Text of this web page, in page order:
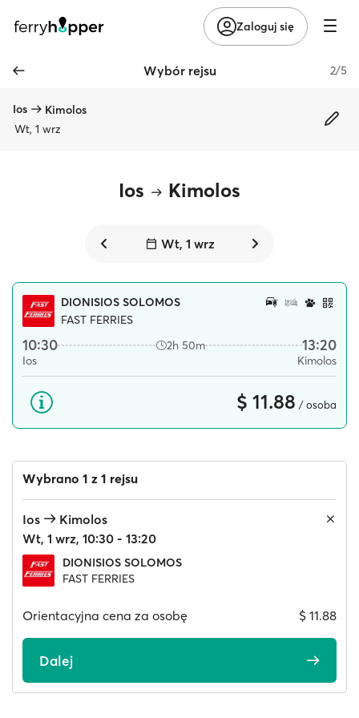
Zaloguj się
Wybór rejsu 2/5
Ios
Kimolos
Wt, 1 wrz
Ios Kimolos
Wt, 1 wrz
DIONISIOS SOLOMOS
FAST FERRIES
10:30 2h 50m 13:20
Ios Kimolos
$ 11.88 / osoba
Wybrano 1 z 1 rejsu
Ios
Kimolos
Wt, 1 wrz, 10:30 - 13:20
DIONISIOS SOLOMOS
FAST FERRIES
Orientacyjna cena za osobę $ 11.88
Dalej